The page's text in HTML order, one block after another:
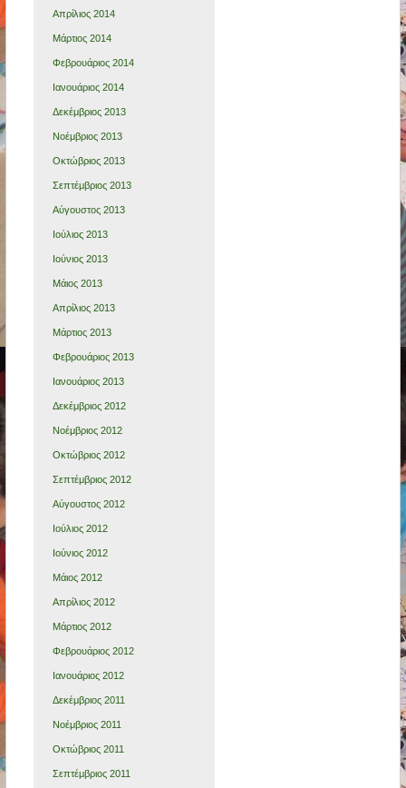
Απρίλιος 2014
Μάρτιος 2014
Φεβρουάριος 2014
Ιανουάριος 2014
Δεκέμβριος 2013
Νοέμβριος 2013
Οκτώβριος 2013
Σεπτέμβριος 2013
Αύγουστος 2013
Ιούλιος 2013
Ιούνιος 2013
Μάιος 2013
Απρίλιος 2013
Μάρτιος 2013
Φεβρουάριος 2013
Ιανουάριος 2013
Δεκέμβριος 2012
Νοέμβριος 2012
Οκτώβριος 2012
Σεπτέμβριος 2012
Αύγουστος 2012
Ιούλιος 2012
Ιούνιος 2012
Μάιος 2012
Απρίλιος 2012
Μάρτιος 2012
Φεβρουάριος 2012
Ιανουάριος 2012
Δεκέμβριος 2011
Νοέμβριος 2011
Οκτώβριος 2011
Σεπτέμβριος 2011